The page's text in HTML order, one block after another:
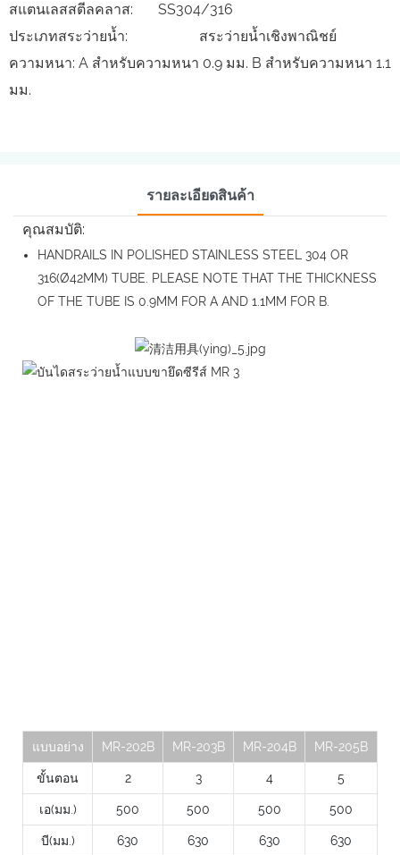
สแตนเลสสตีลคลาส: SS304/316
ประเภทสระว่ายน้ำ: สระว่ายน้ำเชิงพาณิชย์
ความหนา: A สำหรับความหนา 0.9 มม. B สำหรับความหนา 1.1
มม.
รายละเอียดสินค้า
คุณสมบัติ:
HANDRAILS IN POLISHED STAINLESS STEEL 304 OR
316(Ø42MM) TUBE. PLEASE NOTE THAT THE THICKNESS
OF THE TUBE IS 0.9MM FOR A AND 1.1MM FOR B.
แบบอย่าง MR-202B MR-203B MR-204B MR-205B
ขั้นตอน 2 3 4 5
เอ(มม.) 500 500 500 500
บี(มม.) 630 630 630 630